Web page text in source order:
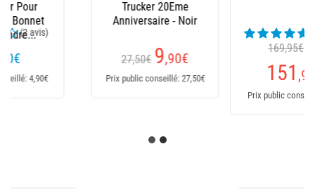
€
Prix public conseillé: 170€
Prix public conseillé: 235€